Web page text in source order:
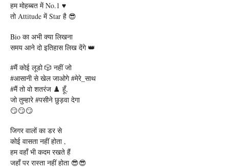
हम मोहब्बत में No.1 ♥️
तो Attitude में Star है 😎
Bio का अभी क्या लिखना
समय आने दो इतिहास लिख देंगे 👑
#मैं कोई लूडो 🎲 नहीं जो
#आसानी से खेल जाओगे #मेरे_साथ
#मैं तो वो शतरंज ♟️ हूँ,
जो तुम्हारे #पसीने छुड़वा देगा
😏😏😏
जिगर वालों का डर से
कोई वासता नहीं होता ,
हम वहाँ भी कदम रखते हैं
जहाँ पर रास्ता नहीं होता 😎😎